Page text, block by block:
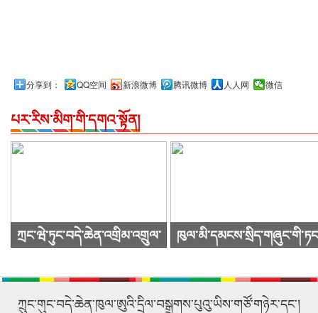
分享到： QQ空间 新浪微博 腾讯微博 人人网 微信
པར་རིས་མིག་གི་དགའ་སྟོན།
ཀྲང་ཝེ་ཏུང་བདེ་ཆེན་འགྲིམ་འགྲུལ་
ཕེབས་ནས་བརྟག་དཔྱད་གནང་བ།
འཚོགས།
ཀྲུང་གུང་བདེ་ཆེན་ཁུལ་ཨུའི་དྲིལ་བསྒྲགས་པུའུ་ཡིས་གཙོ་གཉེར་དང་།